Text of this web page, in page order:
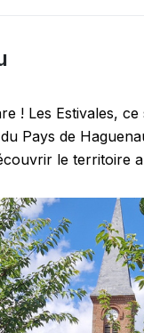
! Les Estivales,
Pays de
le territoire